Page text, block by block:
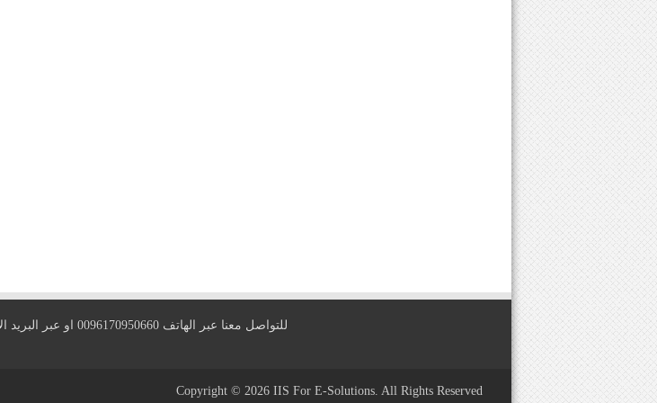
للتواصل معنا عبر الهاتف 0096170950660 او عبر البريد الالكتروني
Copyright © 2026 IIS For E-Solutions. All Rights Reserved